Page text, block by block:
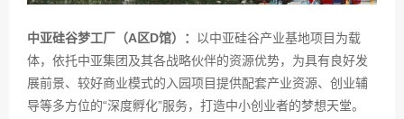
中亚硅谷梦工厂（A区D馆）：
以中亚硅谷产业基地项目为载
体，依托中亚集团及其各战略伙伴的资源优势，为具有良好发
展前景、较好商业模式的入园项目提供配套产业资源、创业辅
导等多方位的“深度孵化”服务，打造中小创业者的梦想天堂。